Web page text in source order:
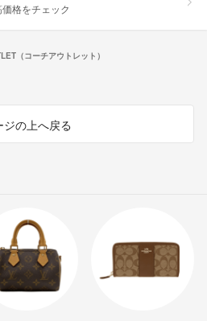
格をチェック
（コーチアウトレット）
ジの上へ戻る